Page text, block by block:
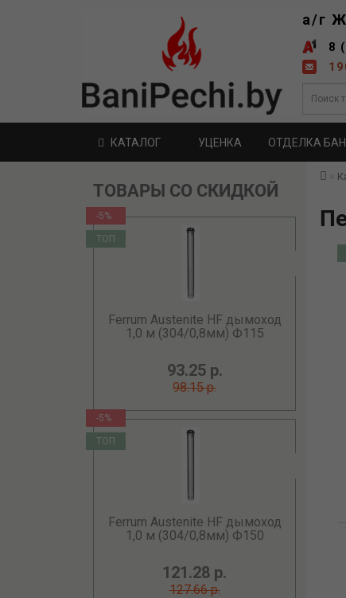
а/г
8
КАТАЛОГ УЦЕНКА ОТДЕЛКА
ТОВАРЫ СО СКИДКОЙ
-5%
ТОП
Ferrum Austenite HF дымоход
1,0 м (304/0,8мм) Ф115
93.25 р.
98.15 р.
-5%
ТОП
Ferrum Austenite HF дымоход
1,0 м (304/0,8мм) Ф150
121.28 р.
127.66 р.